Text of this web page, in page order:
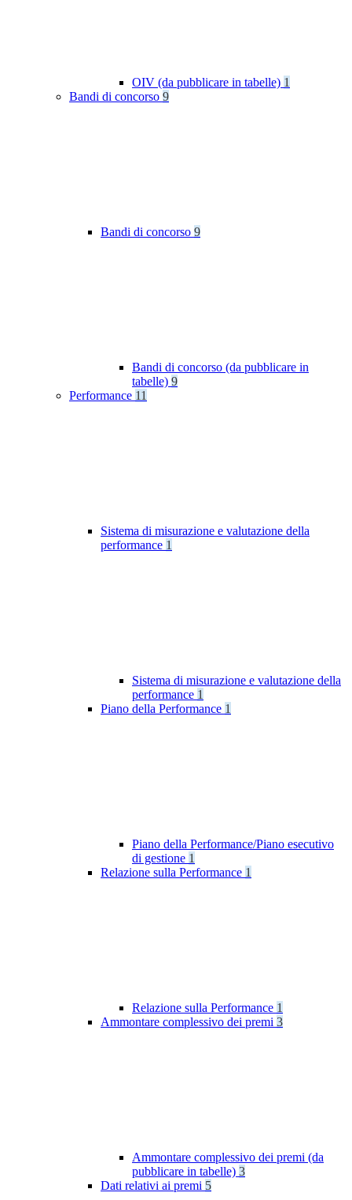
OIV (da pubblicare in tabelle) 1
Bandi di concorso 9
Bandi di concorso 9
Bandi di concorso (da pubblicare in
tabelle) 9
Performance 11
Sistema di misurazione e valutazione della
performance 1
Sistema di misurazione e valutazione della
performance 1
Piano della Performance 1
Piano della Performance/Piano esecutivo
di gestione 1
Relazione sulla Performance 1
Relazione sulla Performance 1
Ammontare complessivo dei premi 3
Ammontare complessivo dei premi (da
pubblicare in tabelle) 3
Dati relativi ai premi 5